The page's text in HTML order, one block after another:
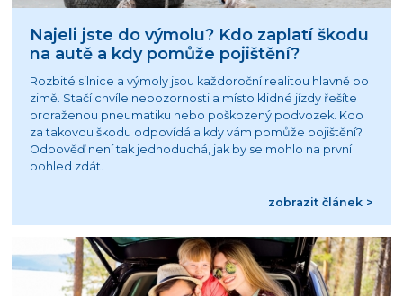
Najeli jste do výmolu? Kdo zaplatí škodu
na autě a kdy pomůže pojištění?
Rozbité silnice a výmoly jsou každoroční realitou hlavně po
zimě. Stačí chvíle nepozornosti a místo klidné jízdy řešíte
proraženou pneumatiku nebo poškozený podvozek. Kdo
za takovou škodu odpovídá a kdy vám pomůže pojištění?
Odpověď není tak jednoduchá, jak by se mohlo na první
pohled zdát.
zobrazit článek >